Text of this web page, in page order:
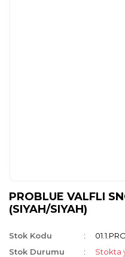
PROBLUE VALFLI
(SIYAH/SIYAH)
Stok Kodu
Stok Durumu
Stokta